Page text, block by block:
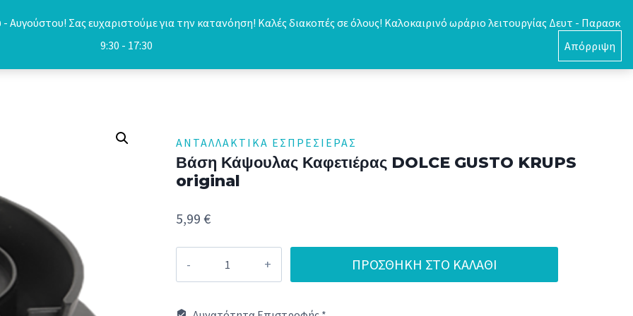
Σας ευχαριστούμε για την κατανόηση! Καλές διακοπές σε όλους! Καλοκαιρινό ωράριο λειτουργίας Δευτ - Παρασκ
9:30 - 17:30
Απόρριψη
0
ΑΝΤΑΛΛΑΚΤΙΚΆ ΕΣΠΡΕΣΙΈΡΑΣ
Βάση Κάψουλας Καφετιέρας DOLCE GUSTO KRUPS
original
5,99€
Κάψουλας
ΠΡΟΣΘΉΚΗ ΣΤΟ ΚΑΛΆΘΙ